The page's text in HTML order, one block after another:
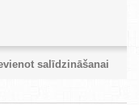
salīdzināšanai